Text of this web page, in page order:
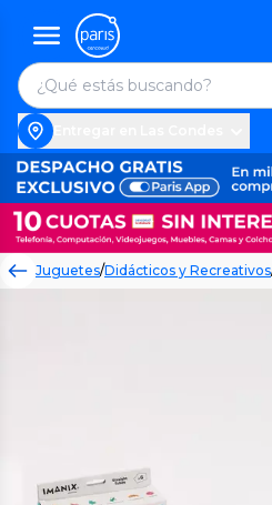
Juguetes/Didácticos y Recreativos